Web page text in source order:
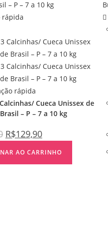
rápida
rápida
Cueca Unissex de
– P – 7 a 10 kg
R$129,90
AO CARRINHO